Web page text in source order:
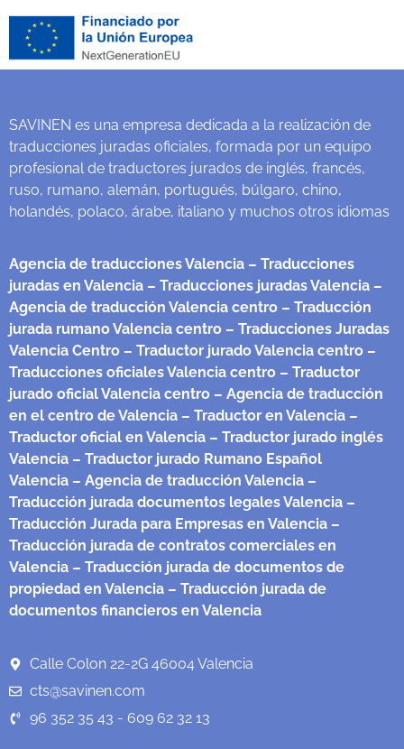
SAVINEN es una empresa dedicada a la realización de
traducciones juradas oficiales, formada por un equipo
profesional de traductores jurados de inglés, francés,
ruso, rumano, alemán, portugués, búlgaro, chino,
holandés, polaco, árabe, italiano y muchos otros idiomas
Agencia de traducciones Valencia – Traducciones
juradas en Valencia – Traducciones juradas Valencia –
Agencia de traducción Valencia centro – Traducción
jurada rumano Valencia centro – Traducciones Juradas
Valencia Centro – Traductor jurado Valencia centro –
Traducciones oficiales Valencia centro – Traductor
jurado oficial Valencia centro – Agencia de traducción
en el centro de Valencia – Traductor en Valencia –
Traductor oficial en Valencia – Traductor jurado inglés
Valencia – Traductor jurado Rumano Español
Valencia – Agencia de traducción Valencia –
Traducción jurada documentos legales Valencia –
Traducción Jurada para Empresas en Valencia –
Traducción jurada de contratos comerciales en
Valencia – Traducción jurada de documentos de
propiedad en Valencia – Traducción jurada de
documentos financieros en Valencia
Calle Colon 22-2G 46004 Valencia
cts@savinen.com
96 352 35 43 - 609 62 32 13